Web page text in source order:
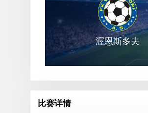
渥恩斯多夫
比赛详情